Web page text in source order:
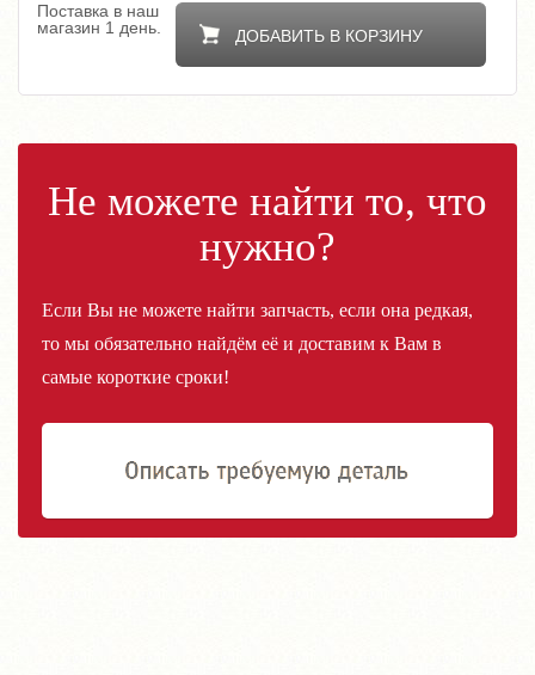
ДОБАВИТЬ В КОРЗИНУ
Поставка в наш
магазин 1 день.
Не можете найти то, что
нужно?
Если Вы не можете найти запчасть, если она редкая,
то мы обязательно найдём её и доставим к Вам в
самые короткие сроки!